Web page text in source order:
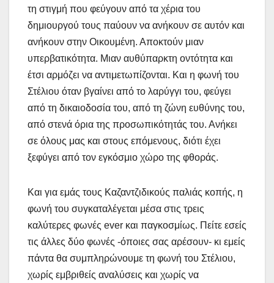
τη στιγμή που φεύγουν από τα χέρια του
δημιουργού τους παύουν να ανήκουν σε αυτόν και
ανήκουν στην Οικουμένη. Αποκτούν μιαν
υπερβατικότητα. Μιαν αυθύπαρκτη οντότητα και
έτσι αρμόζει να αντιμετωπίζονται. Και η φωνή του
Στέλιου όταν βγαίνει από το λαρύγγι του, φεύγει
από τη δικαιοδοσία του, από τη ζώνη ευθύνης του,
από στενά όρια της προσωπικότητάς του. Ανήκει
σε όλους μας και στους επόμενους, διότι έχει
ξεφύγει από τον εγκόσμιο χώρο της φθοράς.
Και για εμάς τους Καζαντζιδικούς παλιάς κοπής, η
φωνή του συγκαταλέγεται μέσα στις τρεις
καλύτερες φωνές ever και παγκοσμίως. Πείτε εσείς
τις άλλες δύο φωνές -όποιες σας αρέσουν- κι εμείς
πάντα θα συμπληρώνουμε τη φωνή του Στέλιου,
χωρίς εμβριθείς αναλύσεις και χωρίς να